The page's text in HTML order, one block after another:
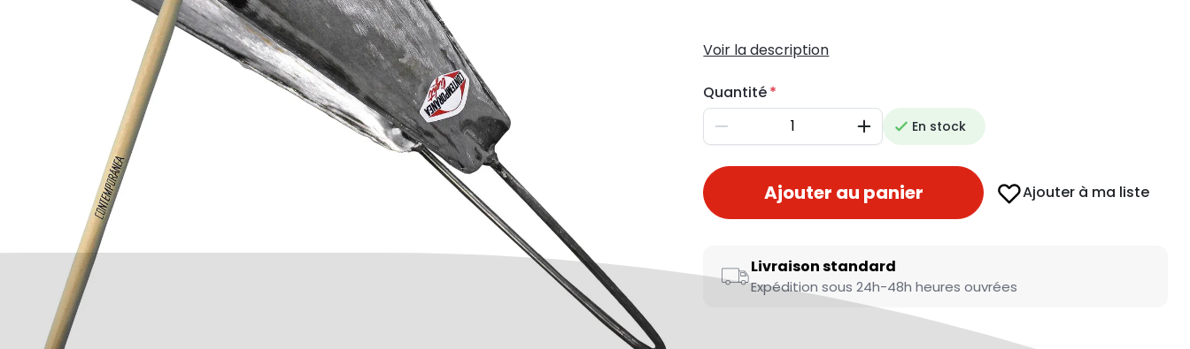
Voir la description
Quantité
Diminuer AugmenterEn stock
Ajouter au panier Ajouter à ma liste
Livraison standard
Expédition sous 24h-48h heures ouvrées